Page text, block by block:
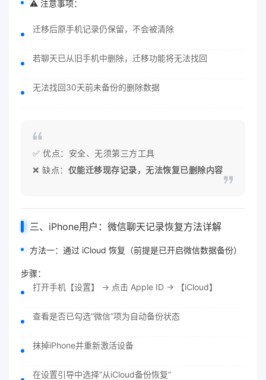
⚠️ 注意事项：
迁移后原手机记录仍保留，不会被清除
若聊天已从旧手机中删除，迁移功能将无法找回
无法找回30天前未备份的删除数据
✅ 优点：安全、无须第三方工具
❌ 缺点： 仅能迁移现存记录，无法恢复已删除内容
三、iPhone用户：微信聊天记录恢复方法详解
方法一：通过 iCloud 恢复（前提是已开启微信数据备份）
步骤：
打开手机【设置】 → 点击 Apple ID → 【iCloud】
查看是否已勾选“微信”项为自动备份状态
抹掉iPhone并重新激活设备
在设置引导中选择“从iCloud备份恢复”